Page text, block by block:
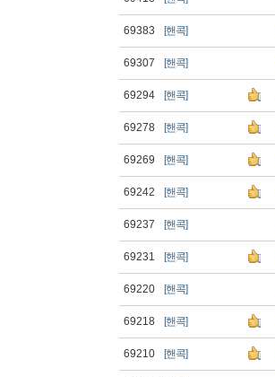
69383 [핸콕]
69307 [핸콕]
69294 [핸콕]
69278 [핸콕]
69269 [핸콕]
69242 [핸콕]
69237 [핸콕]
69231 [핸콕]
69220 [핸콕]
69218 [핸콕]
69210 [핸콕]